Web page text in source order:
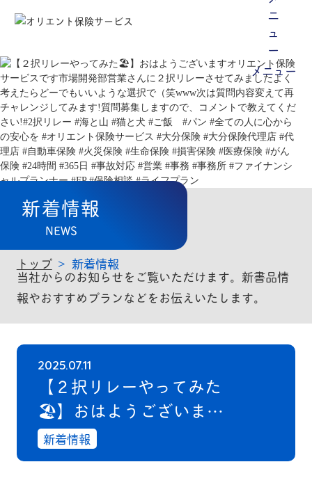
メニュー
新着情報
NEWS
トップ 新着情報
当社からのお知らせをご覧いただけます。新書品情
報やおすすめプランなどをお伝えいたします。
2025.07.11
【２択リレーやってみた
🏖️】おはようございます
オリエント保険サービス
です市場開発部営業さん
新着情報